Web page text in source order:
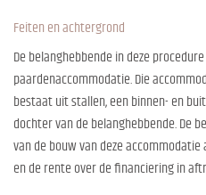
Feiten en achtergrond
De belanghebbende in deze
paardenaccommodatie. Die
bestaat uit stallen, een binnen- en
dochter van de belanghebbende. De
van de bouw van deze
en de rente over de financiering in